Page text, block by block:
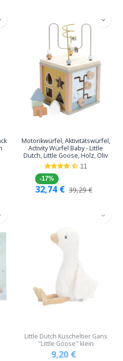
Motorikwürfel, Aktivitätswürfel,
Activity Würfel Baby - Little
Dutch, Little Goose, Holz, Oliv
11
-17%
32,74 € 39,29€
Little Dutch Kuscheltier Gans
"Little Goose" klein
9,20 €